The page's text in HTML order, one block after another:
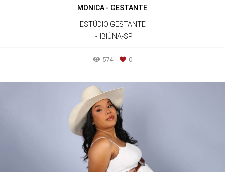
MONICA - GESTANTE
ESTÚDIO GESTANTE
IBIÚNA-SP
574 0